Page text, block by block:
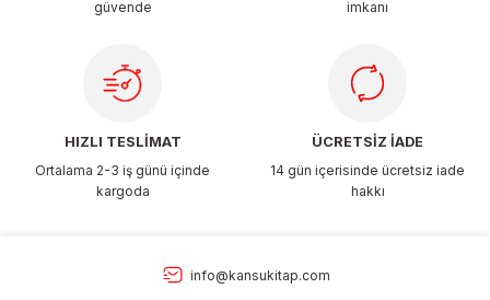
güvende
imkanı
HIZLI TESLİMAT
Ortalama 2-3 iş günü içinde
kargoda
ÜCRETSİZ İADE
14 gün içerisinde ücretsiz iade
hakkı
info@kansukitap.com